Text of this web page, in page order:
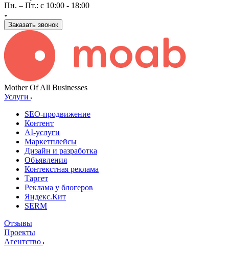
Пн. – Пт.: с 10:00 - 18:00
Заказать звонок
Mother Of All Businesses
Услуги
SEO-продвижение
Контент
AI-услуги
Маркетплейсы
Дизайн и разработка
Объявления
Контекстная реклама
Таргет
Реклама у блогеров
Яндекс.Кит
SERM
Отзывы
Проекты
Агентство